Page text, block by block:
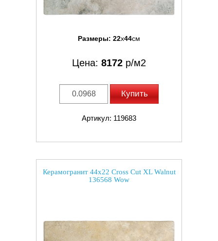
Размеры: 22x44см
Цена: 8172 р/м2
Купить
Артикул: 119683
Керамогранит 44x22 Cross Cut XL Walnut
136568 Wow